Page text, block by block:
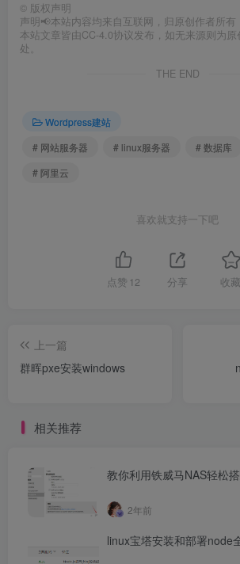
© 版权声明
声明📢本站内容均来自互联网，归原创作者所有
本站文章皆由CC-4.0协议发布，如无来源则为
处。
THE END
Wordpress建站
# 网站服务器
# linux服务器 # 数据库
# 阿里云
喜欢就支持一下吧
点赞 12 分享 收藏
上一篇
群晖pxe安装windows
相关推荐
教你利用铁威马NAS轻松
2年前
linux宝塔安装和部署node